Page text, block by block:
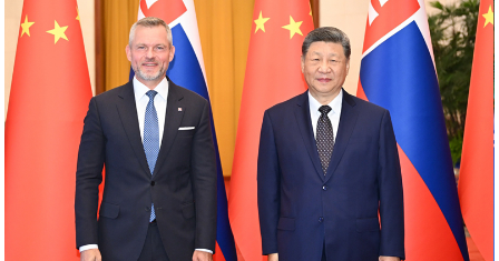
孙勇大
使简历
中国历
任驻几
内亚大
使
息
斯
洛